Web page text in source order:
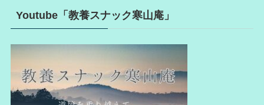
Youtube「教養スナック寒山庵」